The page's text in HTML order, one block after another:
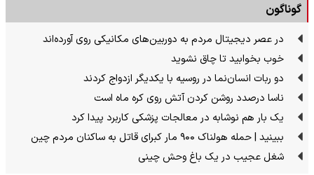
گوناگون
در عصر دیجیتال مردم به دوربین‌های مکانیکی روی آورده‌اند
خوب بخوابید تا چاق نشوید
دو ربات انسان‌نما در روسیه با یکدیگر ازدواج کردند
ناسا درصدد روشن کردن آتش روی کره ماه است
یک بار هم نوشابه در معالجات پزشکی کاربرد پیدا کرد
ببینید | حمله هولناک ۹۰۰ مار کبرای قاتل به ساکنان مردم چین
شغل عجیب در یک باغ وحش چینی